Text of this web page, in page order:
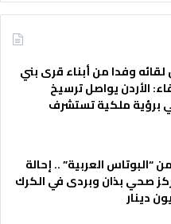
وفدا من أبناء قرى بني
الأردن يواصل ترسيخ
برؤية ملكية تستشرف
“البوتاس العربية” .. إحالة
صحي بذان وبردى في الكرك